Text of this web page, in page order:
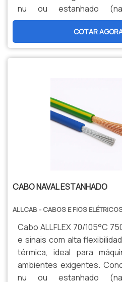
nu ou estanhado
durabilidade,
manutenção. Opções
produção nacional e
especializada para sua
COTAR
CABO NAVAL ESTANHADO
ALLCAB - CABOS E FIOS
Cabo ALLFLEX 70/105°C
e sinais com alta
térmica, ideal para
ambientes exigentes.
nu ou estanhado